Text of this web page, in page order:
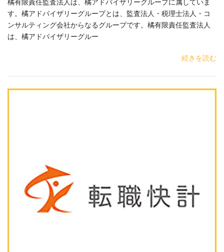
橘有限責任監査法人は、橘アドバイザリーグループに属していま
す。橘アドバイザリーグループとは、監査法人・税理士法人・コ
ンサルティング会社からなるグループです。橘有限責任監査法人
は、橘アドバイザリーグルー
続きを読む